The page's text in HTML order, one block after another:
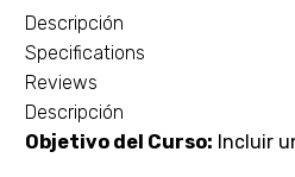
Descripción
Specifications
Reviews
Descripción
Objetivo del Curso: Incluir